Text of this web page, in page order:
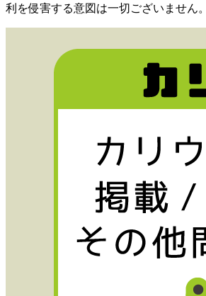
利を侵害する意図は一切ございません。